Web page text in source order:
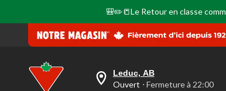
🎒✏️📒Le Retour en classe
votre
Leduc, AB
Ouvert ⋅ Fermeture à 22:00